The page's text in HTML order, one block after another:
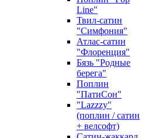
Line"
Твил-сатин
"Симфония"
Атлас-сатин
"Флоренция"
Бязь "Родные
берега"
Поплин
"ПатиСон"
"Lazzzy"
(поплин / сатин
+ велсофт)